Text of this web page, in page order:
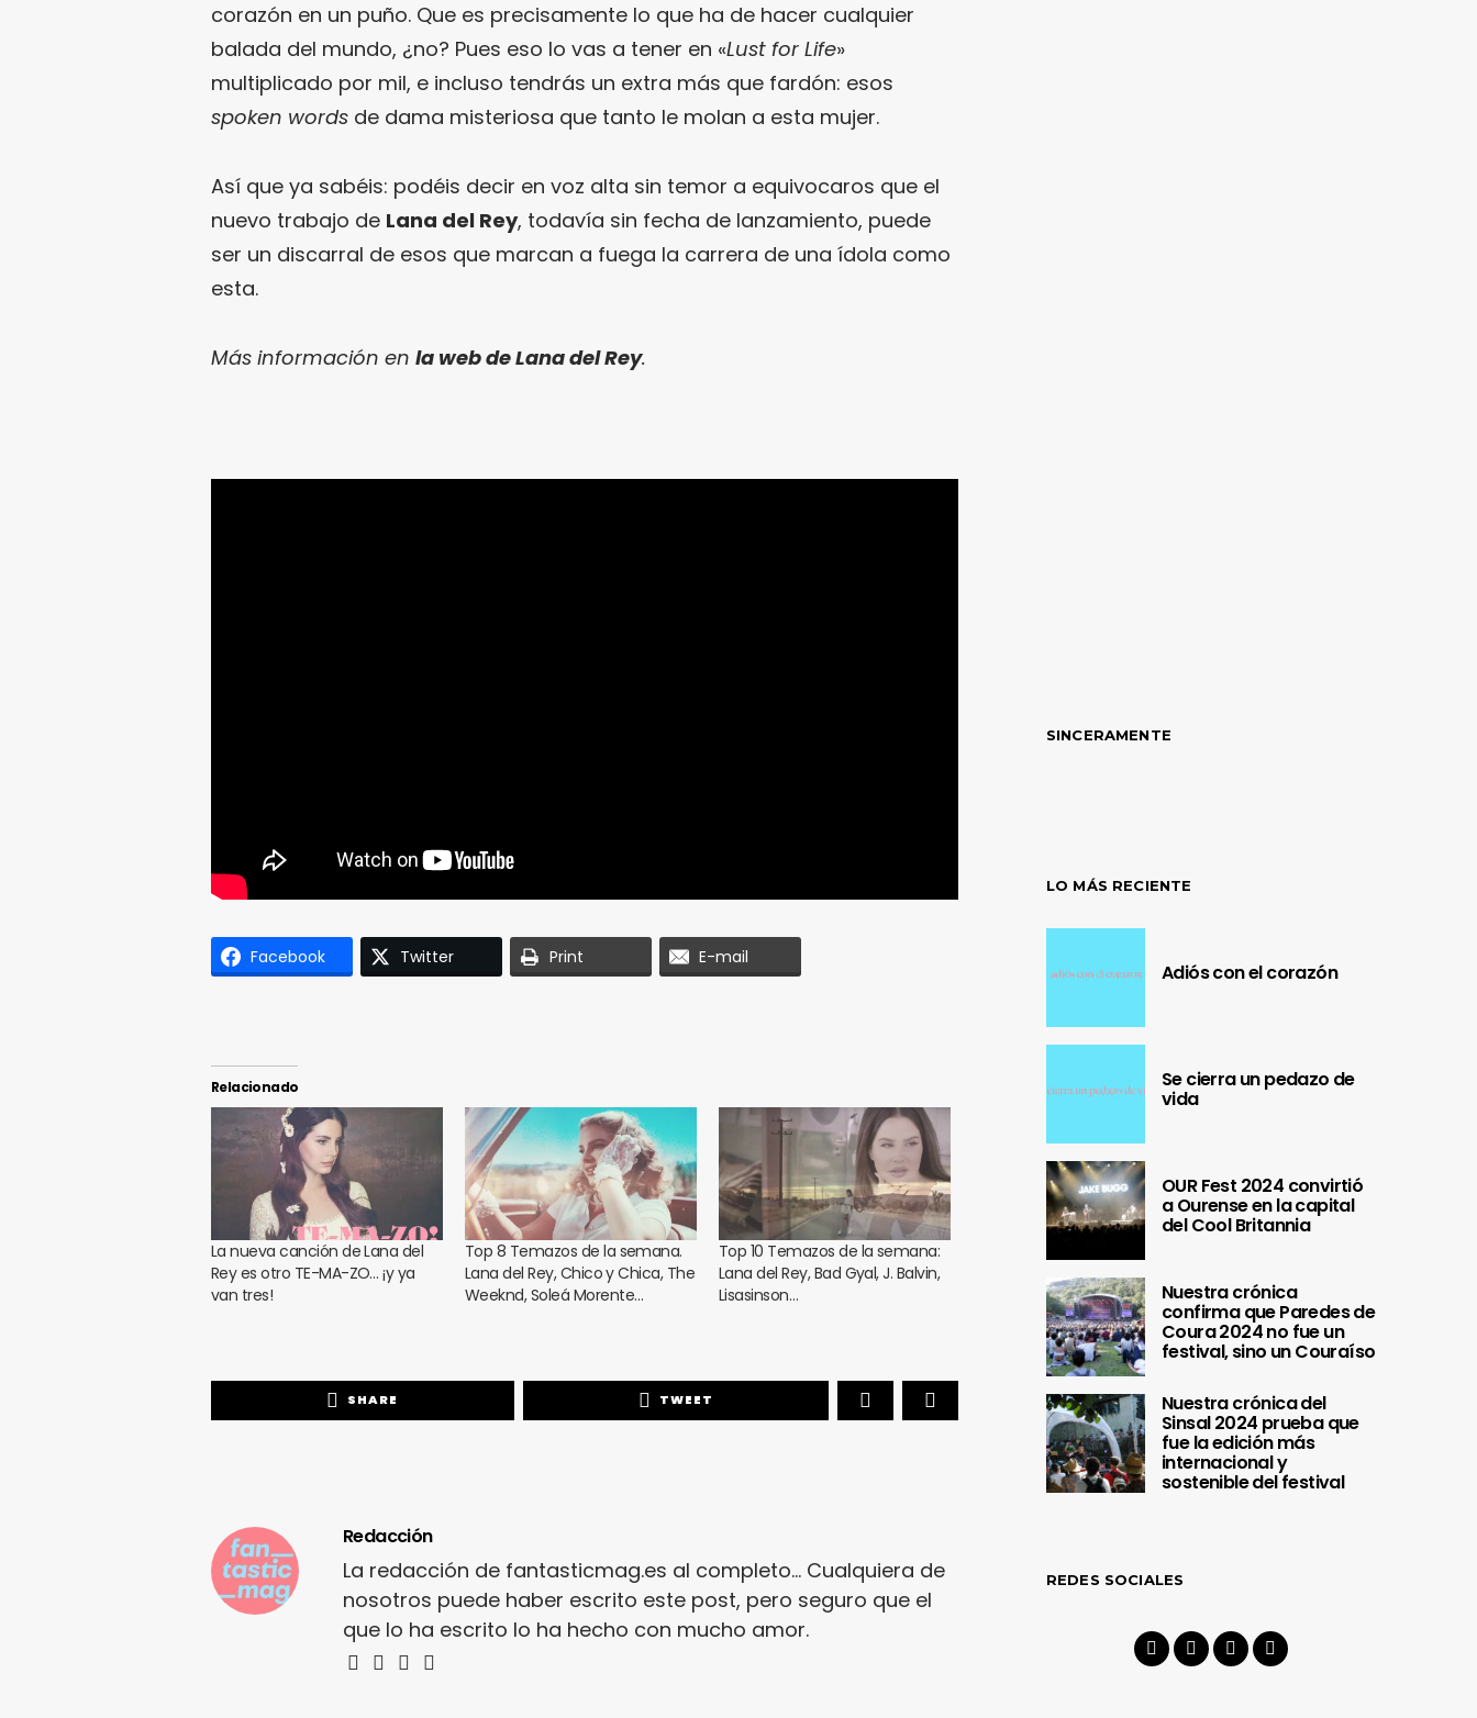
corazón en un puño. Que es precisamente lo que ha de hacer cualquier
balada del mundo, ¿no? Pues eso lo vas a tener en «Lust for Life»
multiplicado por mil, e incluso tendrás un extra más que fardón: esos
spoken words de dama misteriosa que tanto le molan a esta mujer.
Así que ya sabéis: podéis decir en voz alta sin temor a equivocaros que el
nuevo trabajo de Lana del Rey, todavía sin fecha de lanzamiento, puede
ser un discarral de esos que marcan a fuega la carrera de una ídola como
esta.
Más información en la web de Lana del Rey.
Facebook Twitter Print E-mail
Relacionado
La nueva canción de Lana del
Rey es otro TE-MA-ZO… ¡y ya
van tres!
Top 8 Temazos de la semana.
Lana del Rey, Chico y Chica, The
Weeknd, Soleá Morente…
Top 10 Temazos de la semana:
Lana del Rey, Bad Gyal, J. Balvin,
Lisasinson…
SHARE TWEET
Redacción
La redacción de fantasticmag.es al completo... Cualquiera de
nosotros puede haber escrito este post, pero seguro que el
que lo ha escrito lo ha hecho con mucho amor.
SINCERAMENTE
LO MÁS RECIENTE
Adiós con el corazón
Se cierra un pedazo de
vida
OUR Fest 2024 convirtió
a Ourense en la capital
del Cool Britannia
Nuestra crónica
confirma que Paredes de
Coura 2024 no fue un
festival, sino un Couraíso
Nuestra crónica del
Sinsal 2024 prueba que
fue la edición más
internacional y
sostenible del festival
REDES SOCIALES